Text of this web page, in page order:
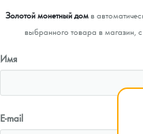
Золотой монетный домв
выбранного товара в магазин,
Имя
E-mail